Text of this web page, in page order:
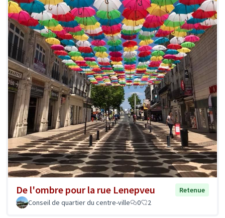
De l'ombre pour la rue Lenepveu
Retenue
Conseil de quartier du centre-ville
0 2